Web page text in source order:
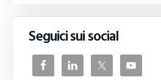
Seguici sui social